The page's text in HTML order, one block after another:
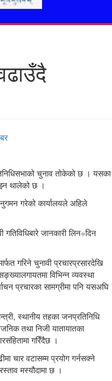
चुनाव तोकेको छ । यसका
थालेको छ ।
गरेको कार्यालयले अहिले
जानकारी लिन÷दिन
गरिने चुनावी प्रचारप्रसारदेखि
विभिन्न व्यवस्था
प्रचारका सामग्रीमा पनि यसअघि
स्थानीय तहका जनप्रतिनिधि
तथा निजी यातायातका
गरिँदैछ ।
चार वटासम्म प्रयोग गर्नसक्ने
मस्यौदामा छ ।